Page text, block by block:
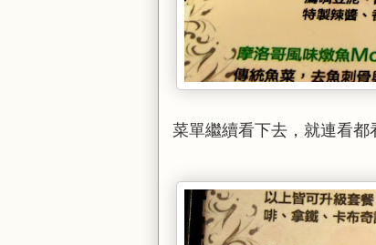
菜單繼續看下去，就連看都